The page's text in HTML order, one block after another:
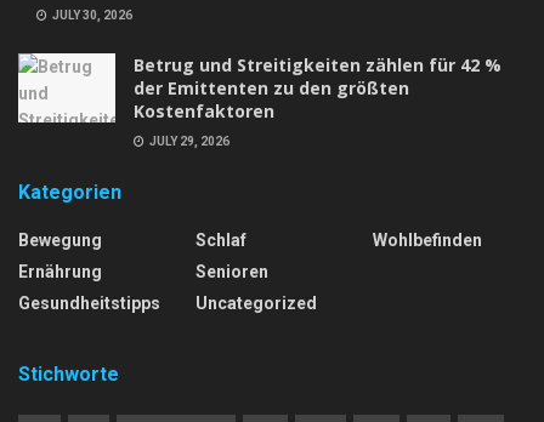
JULY 30, 2026
Betrug und Streitigkeiten zählen für 42 %
der Emittenten zu den größten
Kostenfaktoren
JULY 29, 2026
Kategorien
Bewegung
Ernährung
Gesundheitstipps
Schlaf
Senioren
Uncategorized
Wohlbefinden
Stichworte